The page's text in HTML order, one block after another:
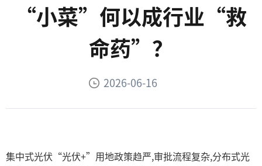
“小菜”何以成行业“救
命药”？
2026-06-16
集中式光伏“光伏+”用地政策趋严,审批流程复杂,分布式光